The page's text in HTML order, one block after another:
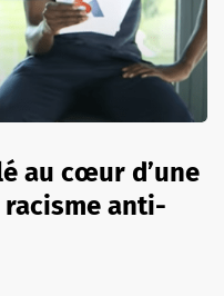
au cœur d’une
anti-